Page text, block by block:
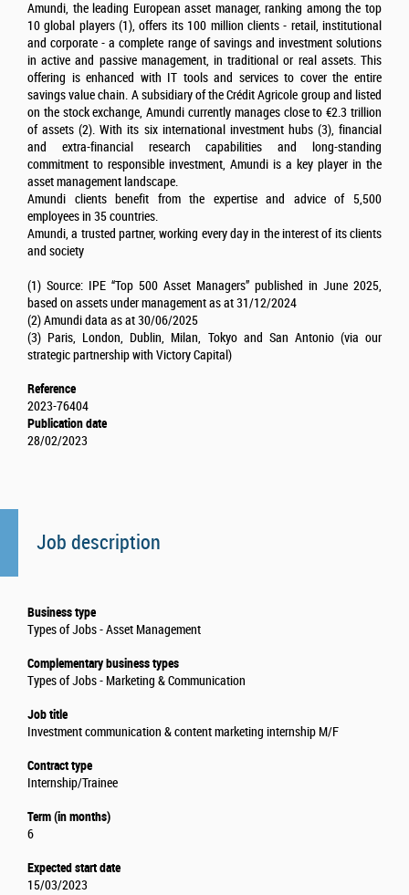
Job description
Business type
Types of Jobs - Asset Management
Complementary business types
Types of Jobs - Marketing & Communication
Job title
Investment communication & content marketing internship M/F
Contract type
Internship/Trainee
Term (in months)
6
Expected start date
15/03/2023
Amundi, the leading European asset manager, ranking among the top
10 global players (1), offers its 100 million clients - retail, institutional
and corporate - a complete range of savings and investment solutions
in active and passive management, in traditional or real assets. This
offering is enhanced with IT tools and services to cover the entire
savings value chain. A subsidiary of the Crédit Agricole group and listed
on the stock exchange, Amundi currently manages close to €2.3 trillion
of assets (2). With its six international investment hubs (3), financial
and extra-financial research capabilities and long-standing
commitment to responsible investment, Amundi is a key player in the
asset management landscape.
Amundi clients benefit from the expertise and advice of 5,500
employees in 35 countries.
Amundi, a trusted partner, working every day in the interest of its clients
and society
(1) Source: IPE “Top 500 Asset Managers” published in June 2025,
based on assets under management as at 31/12/2024
(2) Amundi data as at 30/06/2025
(3) Paris, London, Dublin, Milan, Tokyo and San Antonio (via our
strategic partnership with Victory Capital)
Reference
2023-76404
Publication date
28/02/2023